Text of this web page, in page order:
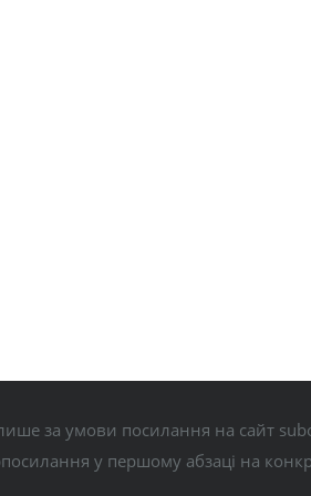
за умови посилання на сайт
у першому абзаці на